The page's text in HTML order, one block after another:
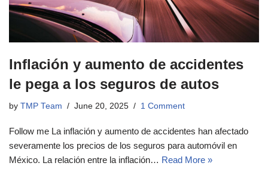
Inflación y aumento de accidentes
le pega a los seguros de autos
by TMP Team June 20, 2025 1 Comment
Follow me La inflación y aumento de accidentes han afectado
severamente los precios de los seguros para automóvil en
México. La relación entre la inflación… Read More »